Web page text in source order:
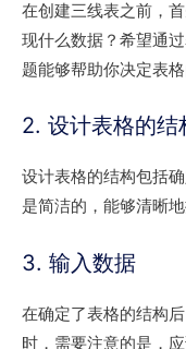
在创建三线表之前，
现什么数据？希望通
题能够帮助你决定表格
2. 设计表格的结
设计表格的结构包括
是简洁的，能够清晰地
3. 输入数据
在确定了表格的结构
时，需要注意的是，